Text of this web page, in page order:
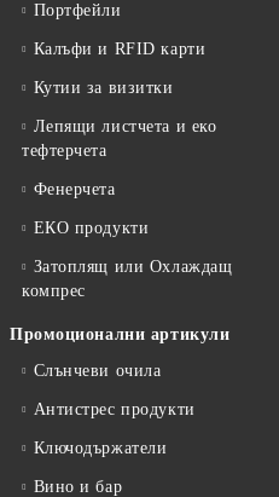
Портфейли
Калъфи и RFID карти
Кутии за визитки
Лепящи листчета и еко
тефтeрчета
Фенерчета
ЕКО продукти
Затоплящ или Охлаждащ
компрес
Промоционални артикули
Слънчеви очила
Антистрес продукти
Ключодържатели
Вино и бар